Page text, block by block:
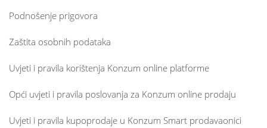
Podnošenje prigovora
Zaštita osobnih podataka
Uvjeti i pravila korištenja Konzum online platforme
Opći uvjeti i pravila poslovanja za Konzum online prodaju
Uvjeti i pravila kupoprodaje u Konzum Smart prodavaonici